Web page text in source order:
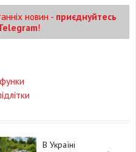
новин - приєднуйтесь
!
В Україні